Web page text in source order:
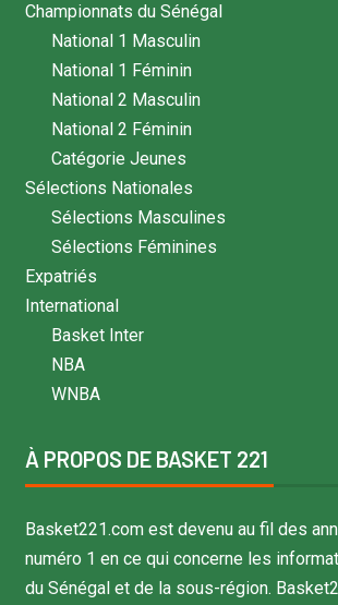
Championnats du Sénégal
National 1 Masculin
National 1 Féminin
National 2 Masculin
National 2 Féminin
Catégorie Jeunes
Sélections Nationales
Sélections Masculines
Sélections Féminines
Expatriés
International
Basket Inter
NBA
WNBA
À PROPOS DE BASKET 221
Basket221.com est devenu au fil des
numéro 1 en ce qui concerne les
du Sénégal et de la sous-région.